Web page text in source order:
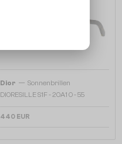
Dior — Sonnenbrillen
DIORESILLE S1F - 20A1 O - 55
440 EUR